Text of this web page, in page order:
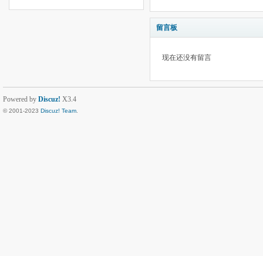
留言板
现在还没有留言
Powered by Discuz! X3.4
© 2001-2023 Discuz! Team